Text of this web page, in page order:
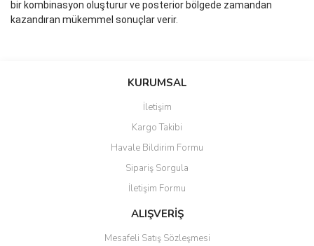
bir kombinasyon oluşturur ve posterior bölgede zamandan
kazandıran mükemmel sonuçlar verir.
Bu ürüne ilk yorumu siz yapın!
Ürün resmi kalitesiz, bozuk veya görüntülenemiyor.
Ürün açıklamasında eksik bilgiler bulunuyor.
Ürün bilgilerinde hatalar bulunuyor.
Ürün fiyatı diğer sitelerden daha pahalı.
Bu ürüne benzer farklı alternatifler olmalı.
KURUMSAL
İletişim
Kargo Takibi
Havale Bildirim Formu
Sipariş Sorgula
İletişim Formu
ALIŞVERİŞ
Mesafeli Satış Sözleşmesi